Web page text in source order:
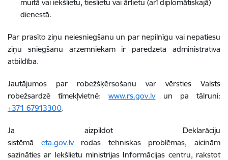
muitā vai iekšlietu, tieslietu vai ārlietu (arī diplomātiskajā)
dienestā.
Par prasīto ziņu neiesniegšanu un par nepilnīgu vai nepatiesu
ziņu sniegšanu ārzemniekam ir paredzēta administratīvā
atbildība.
Jautājumos par robežšķērsošanu var vērsties Valsts
robežsardzē tīmekļvietnē:www.rs.gov.lvun pa tālruni:
+371 67913300.
Ja aizpildot Deklarāciju
sistēmā eta.gov.lvrodas tehniskas problēmas, aicinām
sazināties ar Iekšlietu ministrijas Informācijas centru, rakstot